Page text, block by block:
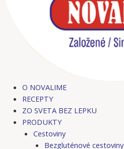
O NOVALIME
RECEPTY
ZO SVETA BEZ LEPKU
PRODUKTY
Cestoviny
Bezgluténové cestoviny